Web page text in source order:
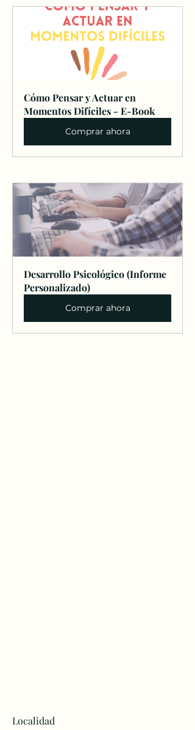
Cómo Pensar y Actuar en
Momentos Difíciles - E-Book
Comprar ahora
Desarrollo Psicológico (Informe
Personalizado)
Comprar ahora
Localidad